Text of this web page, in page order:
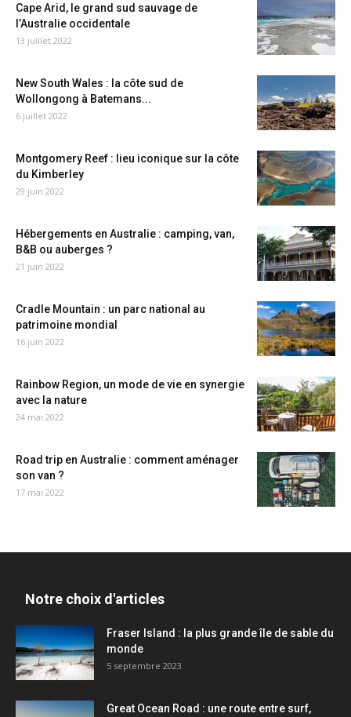
Cape Arid, le grand sud sauvage de
l’Australie occidentale
13 juillet 2022
New South Wales : la côte sud de
Wollongong à Batemans...
6 juillet 2022
Montgomery Reef : lieu iconique sur la côte
du Kimberley
29 juin 2022
Hébergements en Australie : camping, van,
B&B ou auberges ?
21 juin 2022
Cradle Mountain : un parc national au
patrimoine mondial
16 juin 2022
Rainbow Region, un mode de vie en synergie
avec la nature
24 mai 2022
Road trip en Australie : comment aménager
son van ?
17 mai 2022
Notre choix d'articles
Fraser Island : la plus grande île de sable du
monde
5 septembre 2023
Great Ocean Road : une route entre surf,